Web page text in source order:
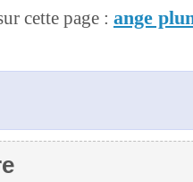
cette page : ange